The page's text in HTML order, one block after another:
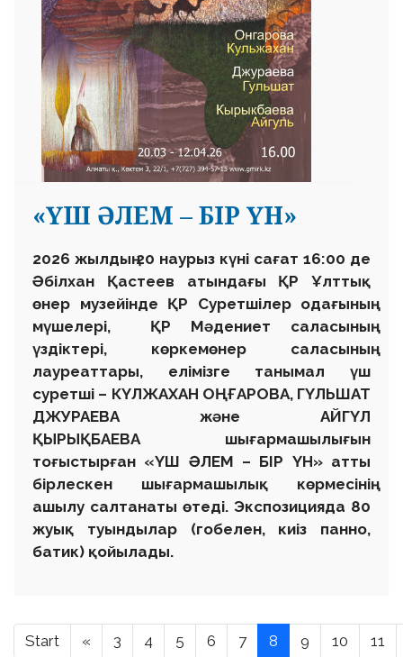
«ҮШ ӘЛЕМ – БІР ҮН»
2026 жылдың 20 наурыз күні сағат 16:00 де
Әбілхан Қастеев атындағы ҚР Ұлттық
өнер музейінде ҚР Суретшілер одағының
мүшелері, ҚР Мәдениет саласының
үздіктері, көркемөнер саласының
лауреаттары, елімізге танымал үш
суретші – КҮЛЖАХАН ОҢҒАРОВА, ГҮЛЬШАТ
ДЖУРАЕВА және АЙГҮЛ
ҚЫРЫҚБАЕВА шығармашылығын
тоғыстырған «ҮШ ӘЛЕМ – БІР ҮН» атты
бірлескен шығармашылық көрмесінің
ашылу салтанаты өтеді. Экспозицияда 80
жуық туындылар (гобелен, киіз панно,
батик) қойылады.
Start « 3 4 5 6 7 8 9 10 11